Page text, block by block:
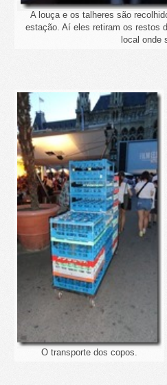
A louça e os talheres são
estação. Aí eles retiram os restos
local onde
O transporte dos copos.